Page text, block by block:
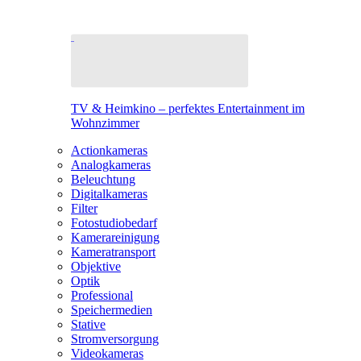
TV & Heimkino – perfektes Entertainment im
Wohnzimmer
Actionkameras
Analogkameras
Beleuchtung
Digitalkameras
Filter
Fotostudiobedarf
Kamerareinigung
Kameratransport
Objektive
Optik
Professional
Speichermedien
Stative
Stromversorgung
Videokameras